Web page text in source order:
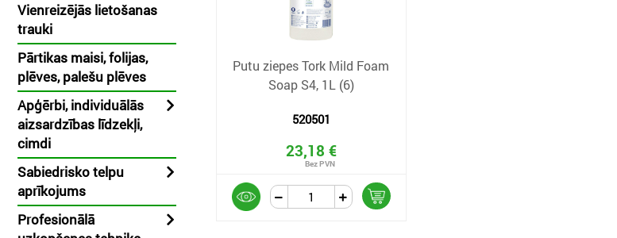
Vienreizējās lietošanas
trauki
Pārtikas maisi, folijas,
plēves, palešu plēves
Apģērbi, individuālās
aizsardzības līdzekļi,
cimdi
Sabiedrisko telpu
aprīkojums
Profesionālā
Putu ziepes Tork Mild Foam
Soap S4, 1L (6)
520501
23,18 €